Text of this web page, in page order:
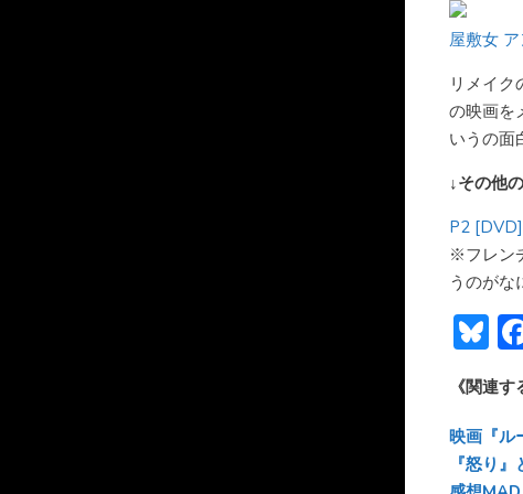
屋敷女
リメイ
の映画を
いうの面
↓その他
P2 [DVD]
※フレン
うのがな
Bl
u
e
sk
y
《関連
映画『ル
『怒り